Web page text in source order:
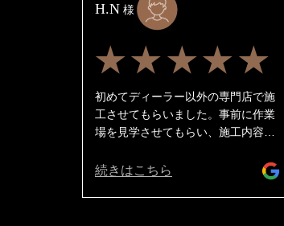
H.N 様
★★★★★
初めてディーラー以外の専門店で施
工させてもらいました。事前に作業
場を見学させてもらい、施工内容に
ました。仕上がりがとても美しく、
続きはこちら